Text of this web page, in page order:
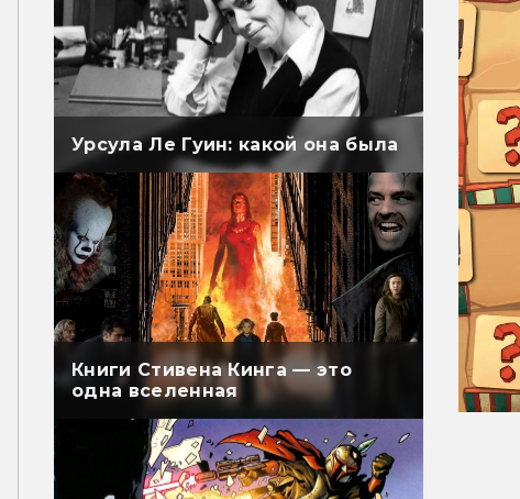
Урсула Ле Гуин: какой она была
Книги Стивена Кинга — это
одна вселенная